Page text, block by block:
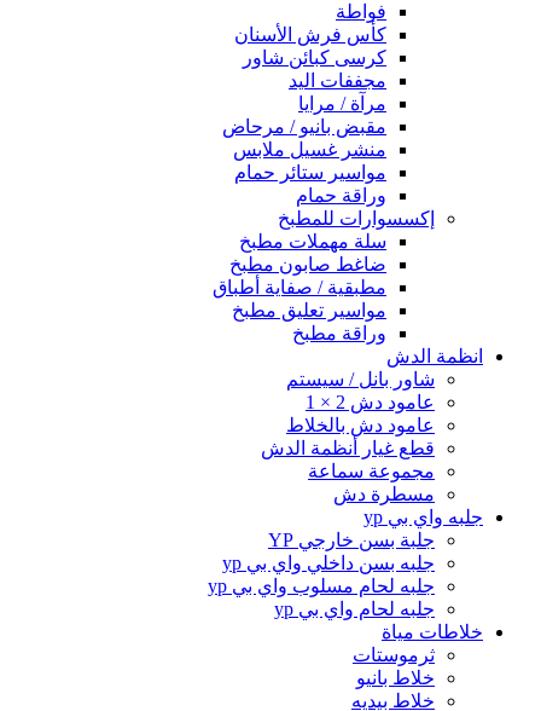
فواطة
كأس فرش الأسنان
كرسى كبائن شاور
مجففات اليد
مرآة / مرايا
مقبض بانيو / مرحاض
منشر غسيل ملابس
مواسير ستائر حمام
وراقة حمام
إكسسوارات للمطبخ
سلة مهملات مطبخ
ضاغط صابون مطبخ
مطبقية / صفاية أطباق
مواسير تعليق مطبخ
وراقة مطبخ
انظمة الدش
شاور بانل / سيستم
عامود دش 2 × 1
عامود دش بالخلاط
قطع غيار أنظمة الدش
مجموعة سماعة
مسطرة دش
جلبه واي بي yp
جلبة بسن خارجي YP
جلبه بسن داخلي واي بي yp
جلبه لحام مسلوب واي بي yp
جلبه لحام واي بي yp
خلاطات مياة
ثرموستات
خلاط بانيو
خلاط بيديه